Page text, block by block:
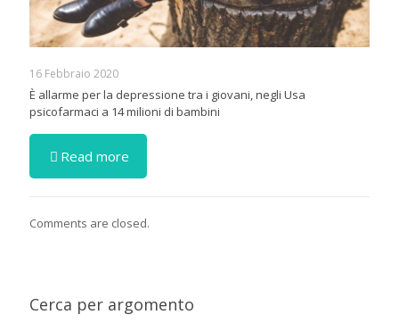
16 Febbraio 2020
È allarme per la depressione tra i giovani, negli Usa
psicofarmaci a 14 milioni di bambini
Read more
Comments are closed.
Cerca per argomento